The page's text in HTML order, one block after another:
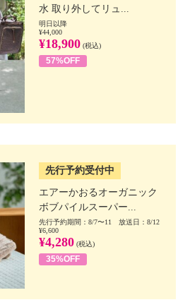
水 取り外してリュ...
明日以降
¥44,000
¥18,900 (税込)
57%OFF
先行予約受付中
エアーかおるオーガニック
ボブパイルスーパー...
先行予約期間：8/7〜11 放送日：8/12
¥6,600
¥4,280 (税込)
35%OFF